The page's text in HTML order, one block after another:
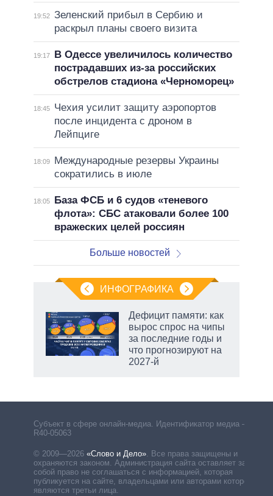
19:52 Зеленский прибыл в Сербию и
раскрыл планы своего визита
19:17
В Одессе увеличилось количество
пострадавших из-за российских
обстрелов стадиона «Черноморец»
18:45
Чехия усилит защиту аэропортов
после инцидента с дроном в
Лейпциге
18:09
Международные резервы Украины
сократились в июле
18:05
База ФСБ и 6 судов «теневого
флота»: СБС атаковали более 100
вражеских целей россиян
Больше новостей
ИНФОГРАФИКА
Дефицит памяти: как
вырос спрос на чипы
за последние годы и
что прогнозируют на
2027-й
Субъект в сфере онлайн-медиа. Идентификатор медиа –
R40-05063
© 2009—2026 «Слово и Дело». Все права защищены и
охраняются законом. Администрация сайта оставляет за
собой право не соглашаться с информацией, которая
публикуется на сайте, владельцами или авторами которой
являются третьи лица.